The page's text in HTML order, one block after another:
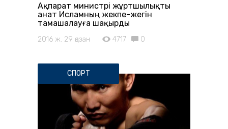
Ақпарат министрі жұртшылықты
Қанат Исламның жекпе-жегін
тамашалауға шақырды
2016 ж. 29 қазан 4717 0
СПОРТ